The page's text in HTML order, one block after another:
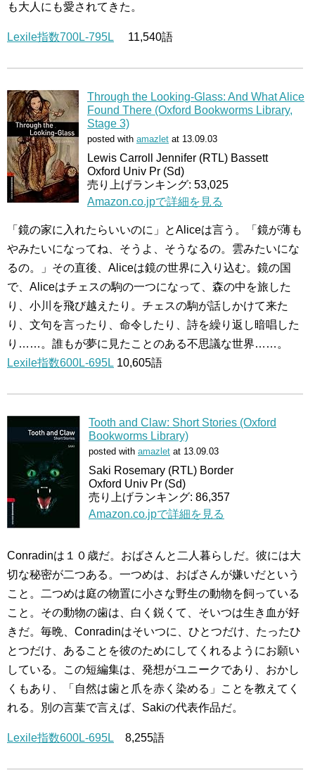
も大人にも愛されてきた。
Lexile指数700L-795L 11,540語
Through the Looking-Glass: And What Alice
Found There (Oxford Bookworms Library,
Stage 3)
posted with amazlet at 13.09.03
Lewis Carroll Jennifer (RTL) Bassett
Oxford Univ Pr (Sd)
売り上げランキング: 53,025
Amazon.co.jpで詳細を見る
「鏡の家に入れたらいいのに」とAliceは言う。「鏡が薄も
やみたいになってね、そうよ、そうなるの。雲みたいにな
るの。」その直後、Aliceは鏡の世界に入り込む。鏡の国
で、Aliceはチェスの駒の一つになって、森の中を旅した
り、小川を飛び越えたり。チェスの駒が話しかけて来た
り、文句を言ったり、命令したり、詩を繰り返し暗唱した
り……。誰もが夢に見たことのある不思議な世界……。
Lexile指数600L-695L 10,605語
Tooth and Claw: Short Stories (Oxford
Bookworms Library)
posted with amazlet at 13.09.03
Saki Rosemary (RTL) Border
Oxford Univ Pr (Sd)
売り上げランキング: 86,357
Amazon.co.jpで詳細を見る
Conradinは１０歳だ。おばさんと二人暮らしだ。彼には大
切な秘密が二つある。一つめは、おばさんが嫌いだという
こと。二つめは庭の物置に小さな野生の動物を飼っている
こと。その動物の歯は、白く鋭くて、そいつは生き血が好
きだ。毎晩、Conradinはそいつに、ひとつだけ、たったひ
とつだけ、あることを彼のためにしてくれるようにお願い
している。この短編集は、発想がユニークであり、おかし
くもあり、「自然は歯と爪を赤く染める」ことを教えてく
れる。別の言葉で言えば、Sakiの代表作品だ。
Lexile指数600L-695L 8,255語